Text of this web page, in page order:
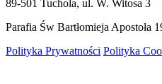
89-501 Tuchola, ul. W. Witosa 3
Parafia Św Bartłomieja Apostoła
Polityka Prywatności Polityka